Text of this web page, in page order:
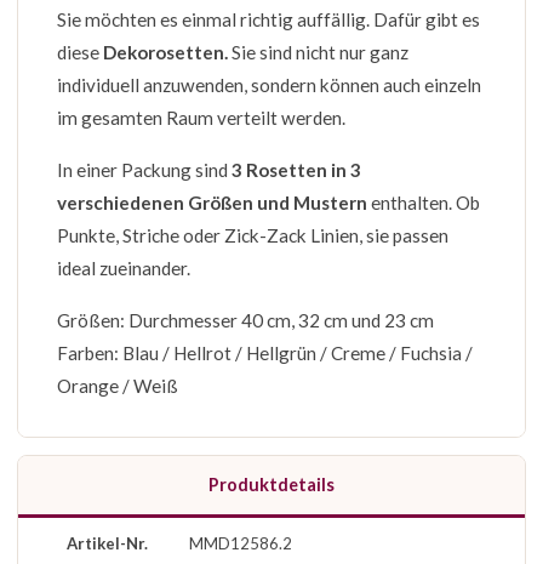
Sie möchten es einmal richtig auffällig. Dafür gibt es
diese Dekorosetten. Sie sind nicht nur ganz
individuell anzuwenden, sondern können auch einzeln
im gesamten Raum verteilt werden.
In einer Packung sind 3 Rosetten in 3
verschiedenen Größen und Mustern enthalten. Ob
Punkte, Striche oder Zick-Zack Linien, sie passen
ideal zueinander.
Größen: Durchmesser 40 cm, 32 cm und 23 cm
Farben: Blau / Hellrot / Hellgrün / Creme / Fuchsia /
Orange / Weiß
Produktdetails
Artikel-Nr. MMD12586.2